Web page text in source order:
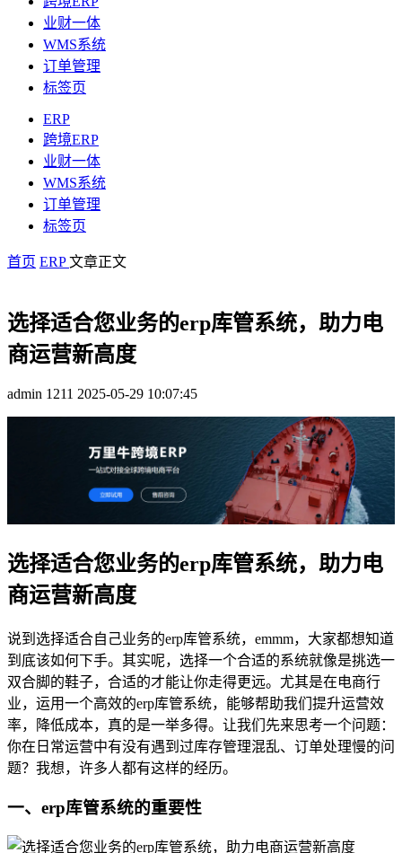
业财一体
WMS系统
订单管理
标签页
ERP
跨境ERP
业财一体
WMS系统
订单管理
标签页
首页 ERP文章正文
选择适合您业务的erp库管系统，助力电
商运营新高度
admin 1211 2025-05-29 10:07:45
选择适合您业务的erp库管系统，助力电
商运营新高度
说到选择适合自己业务的erp库管系统，emmm，大家都想知道
到底该如何下手。其实呢，选择一个合适的系统就像是挑选一
双合脚的鞋子，合适的才能让你走得更远。尤其是在电商行
业，运用一个高效的erp库管系统，能够帮助我们提升运营效
率，降低成本，真的是一举多得。让我们先来思考一个问题：
你在日常运营中有没有遇到过库存管理混乱、订单处理慢的问
题？我想，许多人都有这样的经历。
一、erp库管系统的重要性